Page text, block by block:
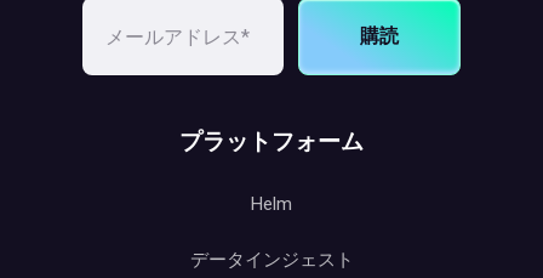
購読
プラットフォーム
Helm
データインジェスト